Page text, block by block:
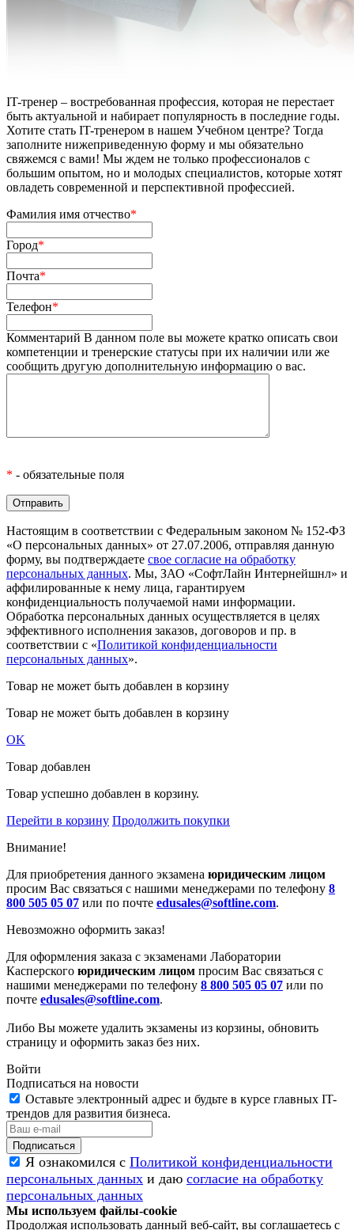
IT-тренер – востребованная профессия, которая не перестает
быть актуальной и набирает популярность в последние годы.
Хотите стать IT-тренером в нашем Учебном центре? Тогда
заполните нижеприведенную форму и мы обязательно
свяжемся с вами! Мы ждем не только профессионалов с
большим опытом, но и молодых специалистов, которые хотят
овладеть современной и перспективной профессией.
Фамилия имя отчество*
Город*
Почта*
Телефон*
Комментарий В данном поле вы можете кратко описать свои
компетенции и тренерские статусы при их наличии или же
сообщить другую дополнительную информацию о вас.
* - обязательные поля
Настоящим в соответствии с Федеральным законом № 152-ФЗ
«О персональных данных» от 27.07.2006, отправляя данную
форму, вы подтверждаете свое согласие на обработку
персональных данных. Мы, ЗАО «СофтЛайн Интернейшнл» и
аффилированные к нему лица, гарантируем
конфиденциальность получаемой нами информации.
Обработка персональных данных осуществляется в целях
эффективного исполнения заказов, договоров и пр. в
соответствии с «Политикой конфиденциальности
персональных данных».
Товар не может быть добавлен в корзину
Товар не может быть добавлен в корзину
OK
Товар добавлен
Товар успешно добавлен в корзину.
Перейти в корзину Продолжить покупки
Внимание!
Для приобретения данного экзамена юридическим лицом
просим Вас связаться с нашими менеджерами по телефону 8
800 505 05 07 или по почте edusales@softline.com.
Невозможно оформить заказ!
Для оформления заказа с экзаменами Лаборатории
Касперского юридическим лицом просим Вас связаться с
нашими менеджерами по телефону 8 800 505 05 07 или по
почте edusales@softline.com.
Либо Вы можете удалить экзамены из корзины, обновить
страницу и оформить заказ без них.
Войти
Подписаться на новости
Оставьте электронный адрес и будьте в курсе главных IT-
трендов для развития бизнеса.
Я ознакомился с Политикой конфиденциальности
персональных данных и даю согласие на обработку
персональных данных
Мы используем файлы-cookie
Продолжая использовать данный веб-сайт, вы соглашаетесь с